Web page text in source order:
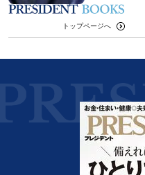
トップページへ